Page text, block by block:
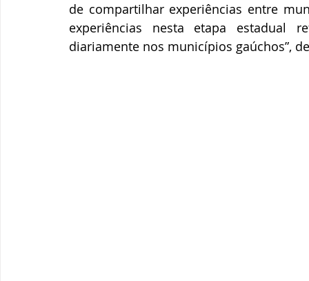
de compartilhar experiências entre
experiências nesta etapa estadual
diariamente nos municípios gaúchos”,